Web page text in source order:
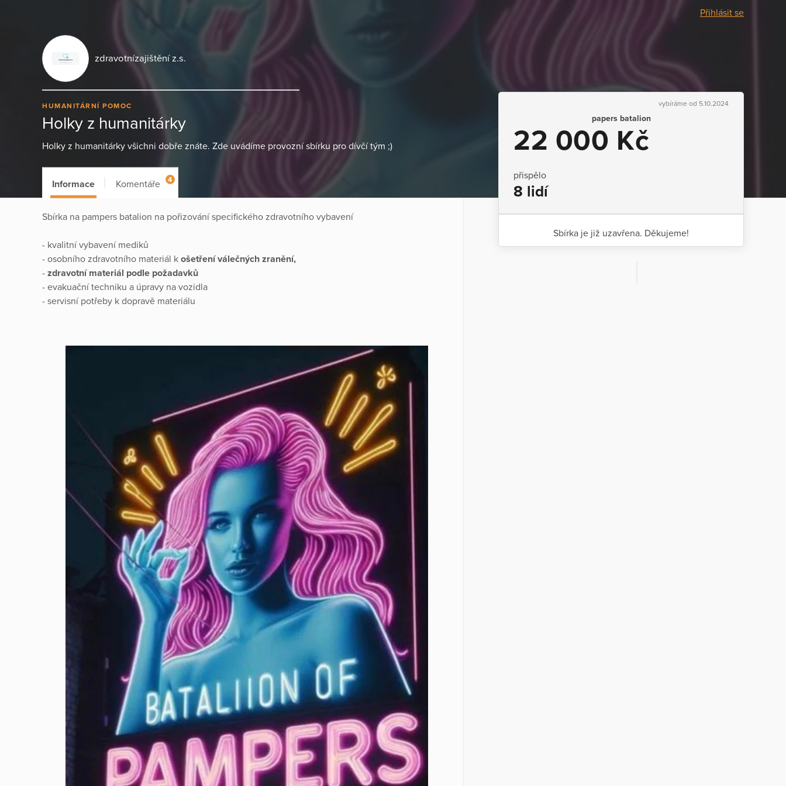
Přihlásit se
zdravotnízajištění z.s.
HUMANITÁRNÍ POMOC
Holky z humanitárky
Holky z humanitárky všichni dobře znáte. Zde uvádíme provozní sbírku pro dívčí tým ;)
vybíráme od 5.10.2024
papers batalion
22 000 Kč
přispělo
8 lidí
Sbírka je již uzavřena. Děkujeme!
Informace Komentáře 4
Sbírka na pampers batalion na pořizování specifického zdravotního vybavení
- kvalitní vybavení mediků
- osobního zdravotního materiál k ošetření válečných zranění,
- zdravotní materiál podle požadavků
- evakuační techniku a úpravy na vozidla
- servisní potřeby k dopravě materiálu